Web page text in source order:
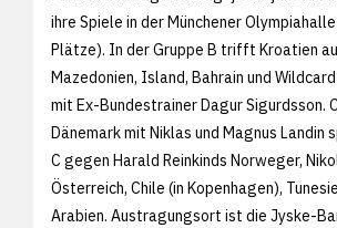
ihre Spiele in der Münchener
Plätze). In der Gruppe B trifft Kroatien
Mazedonien, Island, Bahrain und
mit Ex-Bundestrainer Dagur Sigurdsson.
Dänemark mit Niklas und Magnus Landin
C gegen Harald Reinkinds Norweger,
Österreich, Chile (in Kopenhagen),
Arabien. Austragungsort ist die Jyske-